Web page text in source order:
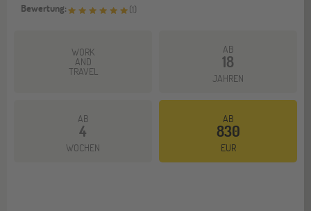
Bewertung:
(1)
WORK
AND
TRAVEL
AB
18
JAHREN
AB
4
WOCHEN
AB
830
EUR